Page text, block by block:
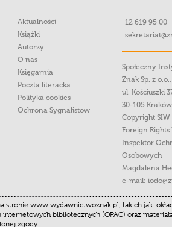
Aktualności
Książki
Autorzy
O nas
Księgarnia
Poczta literacka
Polityka cookies
Ochrona Sygnalistow
12 619 95 00
Społeczny
Znak Sp. z o.o.,
ul. Kościuszki
30-105 Kraków
Copyright SIW
Foreign
Inspektor
Osobowych
Magdalena
e-mail:
stronie www.wydawnictwoznak.pl, takich jak:
bibliotecznych (OPAC) oraz
zgody.